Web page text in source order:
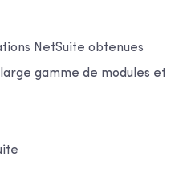
NetSuite obtenues
gamme de modules et